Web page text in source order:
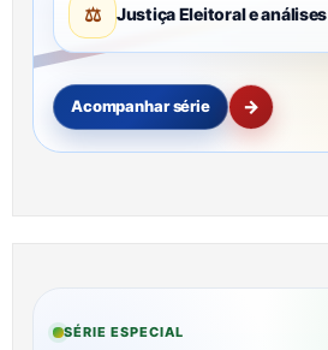
⚖ Justiça Eleitoral e análises
Acompanhar série →
SÉRIE ESPECIAL